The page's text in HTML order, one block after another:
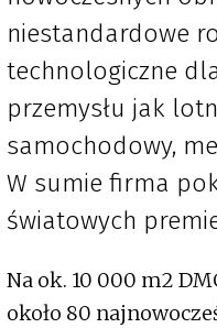
niestandardowe
technologiczne
przemysłu jak
samochodowy,
W sumie firma
światowych
Na ok. 10 000 m2
około 80